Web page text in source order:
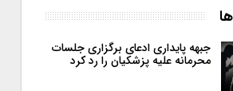
جبهه پایداری ادعای برگزاری جلسات
محرمانه علیه پزشکیان را رد کرد